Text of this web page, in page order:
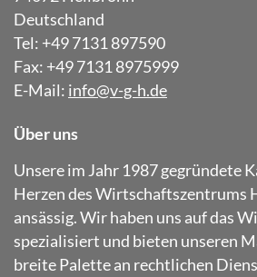
Deutschland
Tel: +49 7131 897590
Fax: +49 7131 8975999
E-Mail: info@v-g-h.de
Über uns
Unsere im Jahr 1987 gegründete
Herzen des Wirtschaftszentrums
ansässig. Wir haben uns auf das
spezialisiert und bieten unseren
breite Palette an rechtlichen